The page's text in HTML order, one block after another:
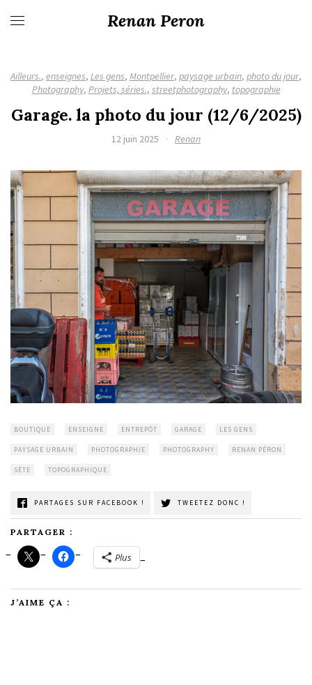
Renan Peron
Ailleurs., enseignes, Les gens, Montpellier, paysage urbain, photo du jour,
Photography, Projets, séries., streetphotography, topographie
Garage. la photo du jour (12/6/2025)
12 juin 2025 · Renan
BOUTIQUE ENSEIGNE ENTREPÔT GARAGE LES GENS
PAYSAGE URBAIN PHOTOGRAPHIE PHOTOGRAPHY RENAN PÉRON
SÈTE TOPOGRAPHIQUE
PARTAGES SUR FACEBOOK ! TWEETEZ DONC !
PARTAGER :
Plus
J’AIME ÇA :